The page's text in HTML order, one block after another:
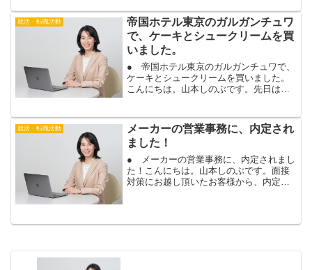
と、東京駅で１回目の転職相談を行いま
した。転職活動マンツーマ...
就活・転職活動
帝国ホテル東京のガルガンチュワ
で、ケーキとシュークリームを買
いました。
● 帝国ホテル東京のガルガンチュワで、
ケーキとシュークリームを買いました。
こんにちは。山本しのぶです。先日は、
チュワで、ケーキとシュークリームを買
いました。手前がメロン...
就活・転職活動
メーカーの営業事務に、内定され
ました！
● メーカーの営業事務に、内定されまし
た！こんにちは。山本しのぶです。面接
対策にお越し頂いたお客様から、内定の
志望動機など、面接でし...